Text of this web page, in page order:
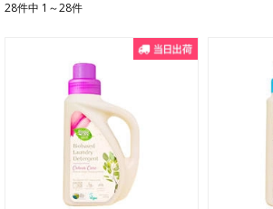
28件中 1～28件